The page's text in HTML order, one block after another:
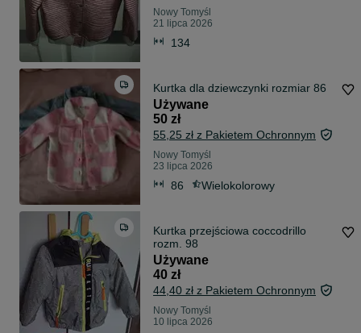
Nowy Tomyśl
21 lipca 2026
134
Kurtka dla dziewczynki rozmiar 86
Używane
50 zł
55,25 zł z Pakietem Ochronnym
Nowy Tomyśl
23 lipca 2026
86 Wielokolorowy
Kurtka przejściowa coccodrillo
rozm. 98
Używane
40 zł
44,40 zł z Pakietem Ochronnym
Nowy Tomyśl
10 lipca 2026